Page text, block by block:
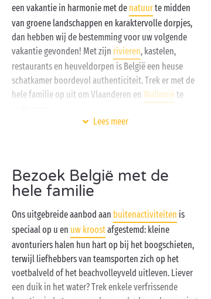
een vakantie in harmonie met de natuurte midden
van groene landschappen en karaktervolle dorpjes,
dan hebben wij de bestemming voor uw volgende
vakantie gevonden! Met zijn rivieren, kastelen,
restaurants en heuveldorpen is België een heuse
schatkamer boordevol authenticiteit. Trek er met de
hele familie op uit om Vlaanderen en Walloniëte
camping in België een schitterende kampeerplaats!
Wedden dat u meteen in de ban bent van het
groene valleien waardoor rivieren zich een weg
banen? In deze bevoorrechte setting gaat uw
avonturiershart beslist sneller slaan!
Lees meer
Bezoek België met de
hele familie
Ons uitgebreide aanbod aan buitenactiviteiten is
speciaal op u en uw kroostafgestemd: kleine
avonturiers halen hun hart op bij het boogschieten,
terwijl liefhebbers van teamsporten zich op het
voetbalveld of het beachvolleyveld uitleven. Liever
een duik in het water? Trek enkele verfrissende